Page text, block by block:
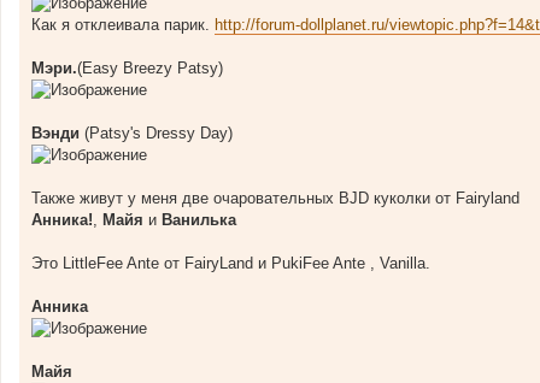
Как я отклеивала парик. http://forum-dollplanet.ru/
Мэри.(Easy Breezy Patsy)
Вэнди (Patsy's Dressy Day)
Также живут у меня две очаровательных BJD куколки от Fairyland
Анника!, Майя и Ванилька
Это LittleFee Ante от FairyLand и PukiFee Ante , Vanilla.
Анника
Майя